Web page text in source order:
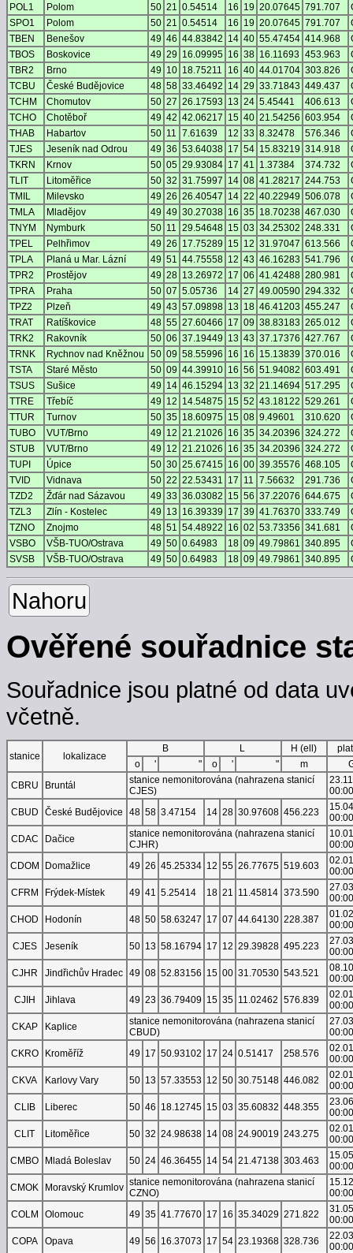
POL1 Polom 50 21 0.54514 16 19 20.07645 791.707
SPO1
Polom 50 21 0.54514 16 19 20.07645 791.707
TBEN
Benešov 49 46 44.83842 14 40 55.47454 414.968
TBOS
Boskovice 49 29 16.09995 16 38 16.11693 453.963
TBR2
Brno 49 10 18.75211 16 40 44.01704 303.826
TCBU
České Budějovice 48 58 33.46492 14 29 33.71843 449.437
TCHM
Chomutov 50 27 26.17593 13 24 5.45441 406.613
TCHO
Chotěboř 49 42 42.06217 15 40 21.54256 603.954
THAB
Habartov 50 11 7.61639 12 33 8.32478 576.346
TJES
Jeseník nad Odrou 49 36 53.64038 17 54 15.83219 314.918
TKRN
Krnov 50 05 29.93084 17 41 1.37384 374.732
TLIT
Litoměřice 50 32 31.75997 14 08 41.28217 244.753
TMIL
Milevsko 49 26 26.40547 14 22 40.22949 506.078
TMLA
Mladějov 49 49 30.27038 16 35 18.70238 467.030
TNYM
Nymburk 50 11 29.54648 15 03 34.25302 248.331
TPEL
Pelhřimov 49 26 17.75289 15 12 31.97047 613.566
TPLA
Planá u Mar. Lázní 49 51 44.75558 12 43 46.16283 541.796
TPR2
Prostějov 49 28 13.26972 17 06 41.42488 280.981
TPRA
Praha 50 07 5.05736 14 27 49.00590 294.332
TPZ2
Plzeň 49 43 57.09898 13 18 46.41203 455.247
TRAT
Ratíškovice 48 55 27.60466 17 09 38.83183 265.012
TRK2
Rakovník 50 06 37.19449 13 43 37.17376 427.767
TRNK
Rychnov nad Kněžnou 50 09 58.55996 16 16 15.13839 370.016
TSTA
Staré Město 50 09 44.39910 16 56 51.94082 603.491
TSUS
Sušice 49 14 46.15294 13 32 21.14694 517.295
TTRE
Třebíč 49 12 14.54875 15 52 43.18122 529.261
TTUR
Turnov 50 35 18.60975 15 08 9.49601 310.620
TUBO
VUT/Brno 49 12 21.21026 16 35 34.20396 324.272
STUB
VUT/Brno 49 12 21.21026 16 35 34.20396 324.272
TUPI
Úpice 50 30 25.67415 16 00 39.35576 468.105
TVID
Vidnava 50 22 22.53431 17 11 7.56632 291.736
TZD2
Žďár nad Sázavou 49 33 36.03082 15 56 37.22076 644.675
TZL3
Zlín - Kostelec 49 13 16.39339 17 39 41.76370 333.749
TZNO
Znojmo 48 51 54.48922 16 02 53.73356 341.681
VSBO
VŠB-TUO/Ostrava 49 50 0.64983 18 09 49.79861 340.895
SVSB
VŠB-TUO/Ostrava 49 50 0.64983 18 09 49.79861 340.895
Nahoru
Ověřené souřadnice
Souřadnice jsou platné od data
včetně.
stanice lokalizace
B L H (ell)
o
' " o ' " m
CBRU
Bruntál
stanice nemonitorována (nahrazena stanicí
CJES)
00:00
CBUD
České Budějovice 48 58 3.47154 14 28 30.97608 456.223
00:00
CDAC
Dačice
stanice nemonitorována (nahrazena stanicí
CJHR)
00:00
CDOM
Domažlice 49 26 45.25334 12 55 26.77675 519.603
00:00
CFRM
Frýdek-Místek 49 41 5.25414 18 21 11.45814 373.590
00:00
CHOD
Hodonín 48 50 58.63247 17 07 44.64130 228.387
00:00
CJES
Jeseník 50 13 58.16794 17 12 29.39828 495.223
00:00
CJHR
Jindřichův Hradec 49 08 52.83156 15 00 31.70530 543.521
00:00
CJIH
Jihlava 49 23 36.79409 15 35 11.02462 576.839
00:00
CKAP
Kaplice
stanice nemonitorována (nahrazena stanicí
CBUD)
00:00
CKRO
Kroměříž 49 17 50.93102 17 24 0.51417 258.576
00:00
CKVA
Karlovy Vary 50 13 57.33553 12 50 30.75148 446.082
00:00
CLIB
Liberec 50 46 18.12745 15 03 35.60832 448.355
00:00
CLIT
Litoměřice 50 32 24.98638 14 08 24.90019 243.275
00:00
CMBO
Mladá Boleslav 50 24 46.36455 14 54 21.47138 303.463
00:00
CMOK
Moravský Krumlov stanice nemonitorována (nahrazena stanicí
CZNO)
00:00
COLM
Olomouc 49 35 41.77670 17 16 35.34029 271.822
00:00
COPA
Opava 49 56 16.37073 17 54 23.19368 328.736
00:00